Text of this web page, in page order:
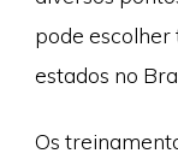
pode
estados no
Os